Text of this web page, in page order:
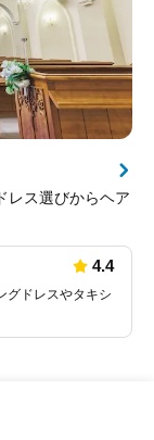
レス選びからヘア
4.4
グドレスやタキシ